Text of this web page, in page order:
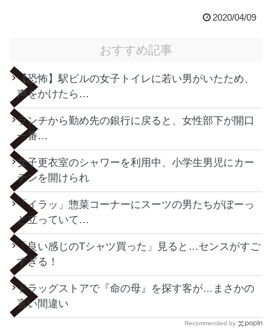
2020/04/09
おすすめ記事
【恐怖】駅ビルの女子トイレに若い男がいたため、
声をかけたら…
ランチから勤め先の銀行に戻ると、女性部下が開口
一番…
女子更衣室のシャワーを利用中、小学生男児にカー
テンを開けられ
「イラッ」惣菜コーナーにスーツの男たちがぼーっ
と立っていて…
「良い感じのTシャツ買った」見ると…センスがすご
すぎる！
ドラッグストアで『命の母』を探す客が…まさかの
言い間違い
Recommended by